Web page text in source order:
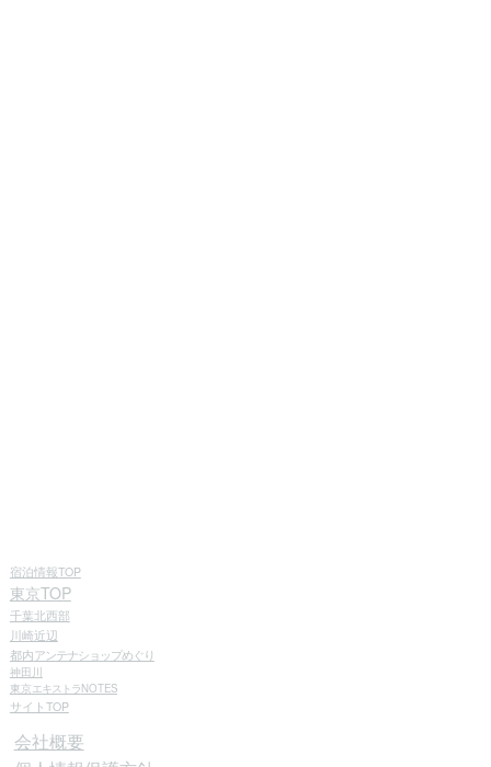
宿泊情報TOP
東京TOP
千葉北西部
川崎近辺
都内アンテナショップめぐり
神田川
東京エキストラNOTES
サイトTOP
会社概要